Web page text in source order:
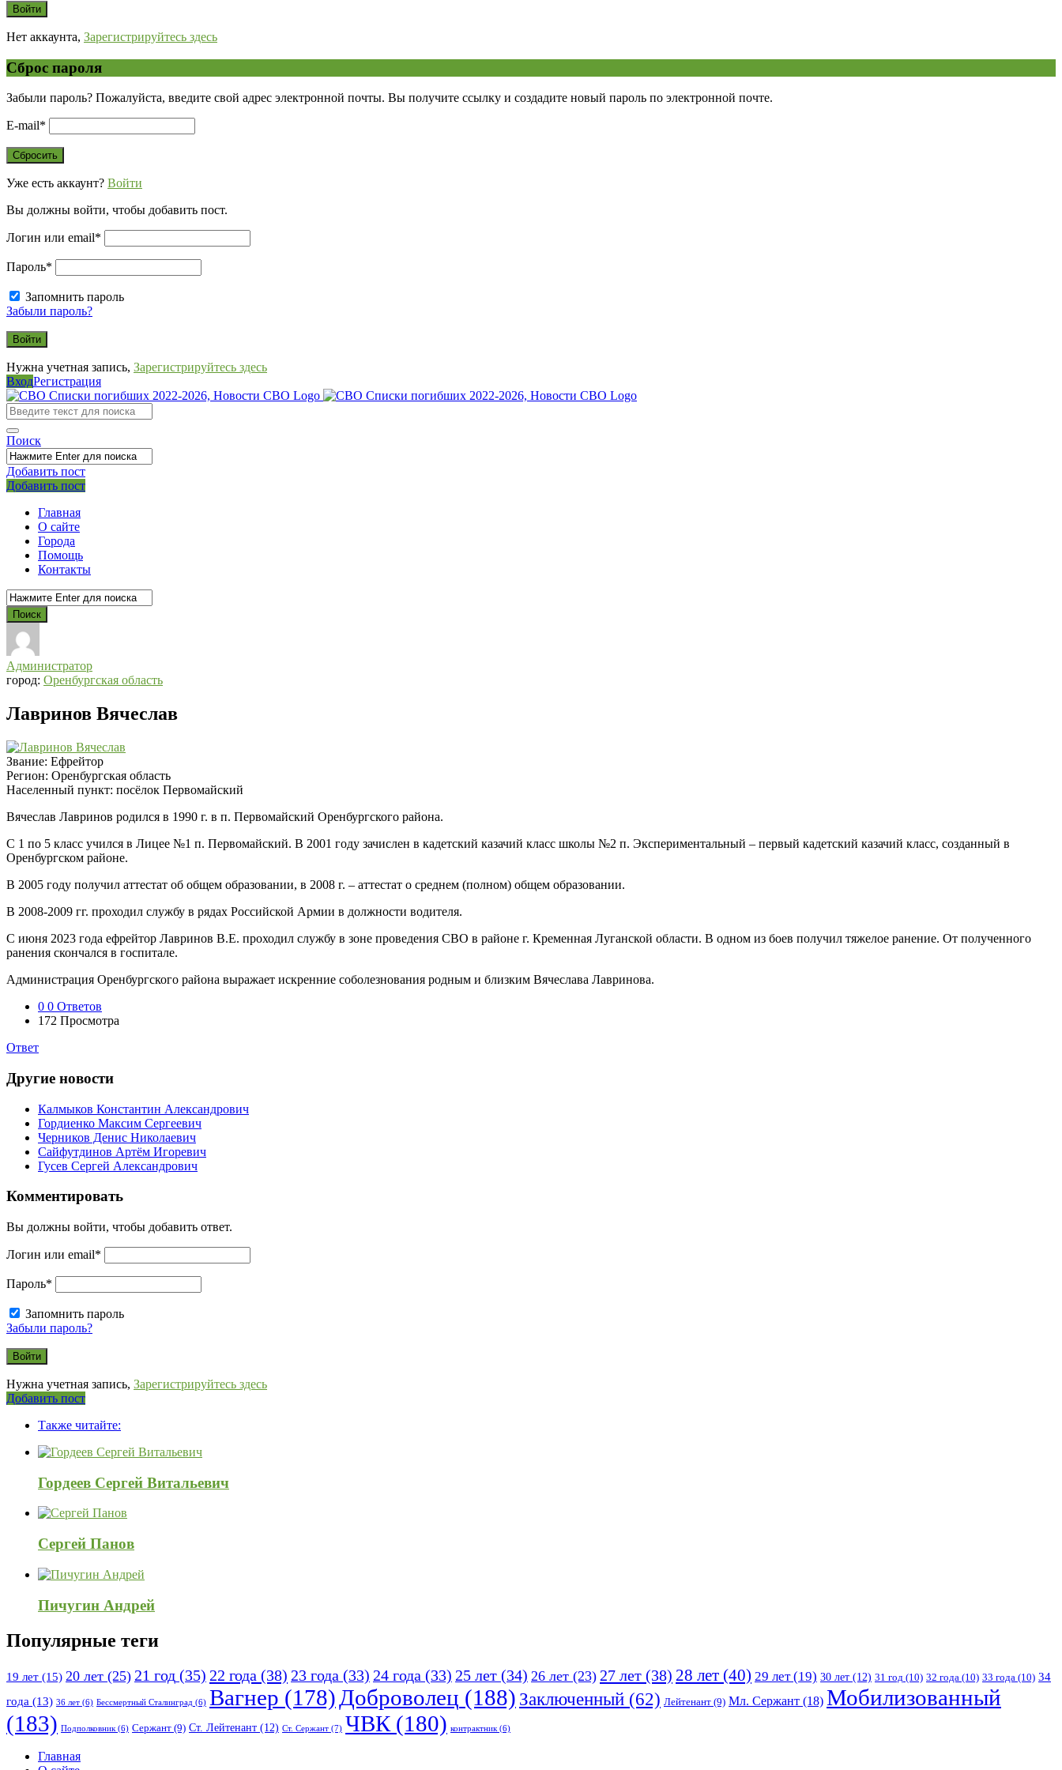
Нет аккаунта, Зарегистрируйтесь здесь
Сброс пароля
Забыли пароль? Пожалуйста, введите свой адрес электронной почты. Вы получите ссылку и создадите новый пароль по электронной почте.
E-mail*
Уже есть аккаунт? Войти
Вы должны войти, чтобы добавить пост.
Логин или email*
Пароль*
Запомнить пароль
Забыли пароль?
Нужна учетная запись, Зарегистрируйтесь здесь
ВходРегистрация
СВО
Списки
погибших
2022-
2026,
Новости
СВО
Поиск
Добавить пост
Мобильное
меню
Выйти
Добавить пост
Главная
О сайте
Города
Помощь
Контакты
Администратор
город: Оренбургская область
Лавринов Вячеслав
Звание: Ефрейтор
Регион: Оренбургская область
Населенный пункт: посёлок Первомайский
Вячеслав Лавринов родился в 1990 г. в п. Первомайский Оренбургского района.
С 1 по 5 класс учился в Лицее №1 п. Первомайский. В 2001 году зачислен в кадетский казачий класс школы №2 п. Экспериментальный – первый кадетский казачий класс, созданный в
Оренбургском районе.
В 2005 году получил аттестат об общем образовании, в 2008 г. – аттестат о среднем (полном) общем образовании.
В 2008-2009 гг. проходил службу в рядах Российской Армии в должности водителя.
С июня 2023 года ефрейтор Лавринов В.Е. проходил службу в зоне проведения СВО в районе г. Кременная Луганской области. В одном из боев получил тяжелое ранение. От полученного
ранения скончался в госпитале.
Администрация Оренбургского района выражает искренние соболезнования родным и близким Вячеслава Лавринова.
0 0 Ответов
172 Просмотра
Ответ
Другие новости
Калмыков Константин Александрович
Гордиенко Максим Сергеевич
Черников Денис Николаевич
Сайфутдинов Артём Игоревич
Гусев Сергей Александрович
Комментировать
Вы должны войти, чтобы добавить ответ.
Логин или email*
Пароль*
Запомнить пароль
Забыли пароль?
Нужна учетная запись, Зарегистрируйтесь здесь
Боковая
Добавить пост
120x600Также читайте:
Гордеев Сергей Витальевич
Сергей Панов
Пичугин Андрей
Популярные теги
19 лет (15) 20 лет (25) 21 год (35) 22 года (38) 23 года (33) 24 года (33) 25 лет (34) 26 лет (23) 27 лет (38) 28 лет (40) 29 лет(19) 30 лет (12) 31 год (10) 32 года (10) 33 года (10) 34
года (13) 36 лет (6) Бессмертный Сталинград (6) Вагнер (178)Доброволец (188) Заключенный (62) Лейтенант (9) Мл. Сержант (18) Мобилизованный
(183) Подполковник(6) Сержант (9) Ст. Лейтенант (12) Ст. Сержант (7) ЧВК(180) контрактник(6)
Исследовать
Главная